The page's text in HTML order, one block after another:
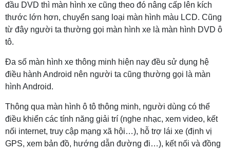
đầu DVD thì màn hình xe cũng theo đó nâng cấp lên kích
thước lớn hơn, chuyển sang loại màn hình màu LCD. Cũng
từ đây người ta thường gọi màn hình xe là màn hình DVD ô
tô.
Đa số màn hình xe thông minh hiện nay đều sử dụng hệ
điều hành Android nên người ta cũng thường gọi là màn
hình Android.
Thông qua màn hình ô tô thông minh, người dùng có thể
điều khiển các tính năng giải trí (nghe nhạc, xem video, kết
nối internet, truy cập mạng xã hội…), hỗ trợ lái xe (định vị
GPS, xem bản đồ, hướng dẫn đường đi…), kết nối và đồng